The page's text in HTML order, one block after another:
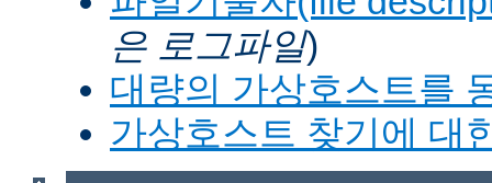
은 로그파일)
대량의 가상호스트를
가상호스트 찾기에 대